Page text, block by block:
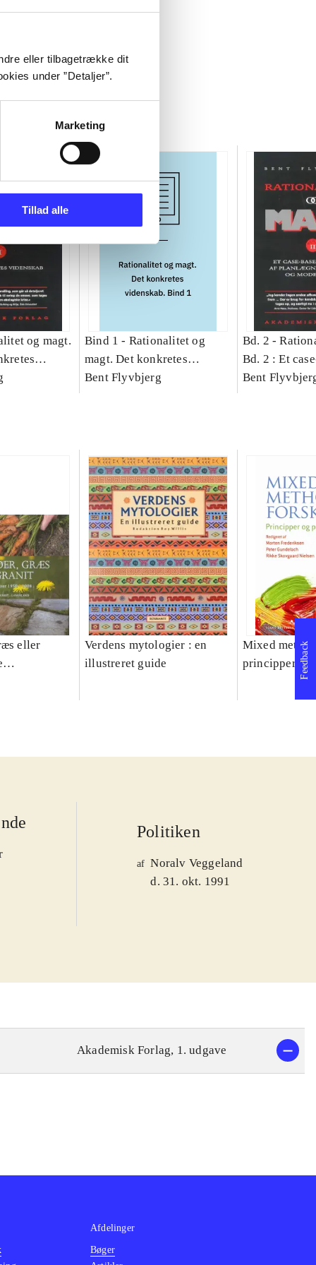
eller tilbagetrække dit
under ”Detaljer”.
Marketing
Tillad alle
og magt.
Bind 1 - Rationalitet og
magt. Det konkretes
videnskab. Bind 1
Bent Flyvbjerg
Bd. 2 -
Bd. 2 : Et
studie af
Bent
eller
Verdens mytologier : en
illustreret guide
Mixed
principper og
Politiken
af Noralv Veggeland
d. 31. okt. 1991
Akademisk Forlag, 1. udgave
Feedback
Afdelinger
Bøger